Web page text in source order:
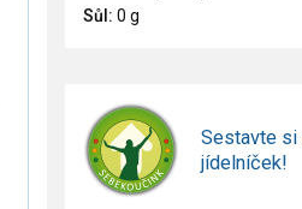
Sůl: 0 g
Sestavte si
jídelníček!